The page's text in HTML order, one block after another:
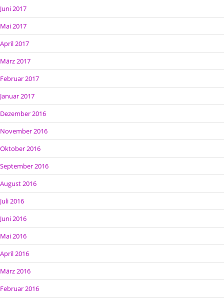
Juni 2017
Mai 2017
April 2017
März 2017
Februar 2017
Januar 2017
Dezember 2016
November 2016
Oktober 2016
September 2016
August 2016
Juli 2016
Juni 2016
Mai 2016
April 2016
März 2016
Februar 2016